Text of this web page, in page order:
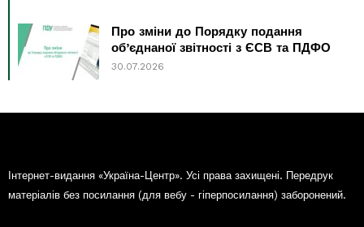
Про зміни до Порядку подання
об’єднаної звітності з ЄСВ та ПДФО
30.07.2026
Інтернет-видання «Україна-Центр». Усі права захищені. Передрук
матеріалів без посилання (для вебу - гіперпосилання) заборонений.